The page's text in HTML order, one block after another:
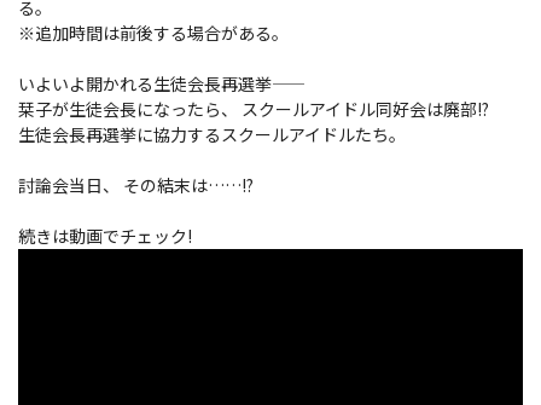
る。
※追加時間は前後する場合がある。
いよいよ開かれる生徒会長再選挙――
栞子が生徒会長になったら、 スクールアイドル同好会は廃部!?
生徒会長再選挙に協力するスクールアイドルたち。
討論会当日、 その結末は……!?
続きは動画でチェック!